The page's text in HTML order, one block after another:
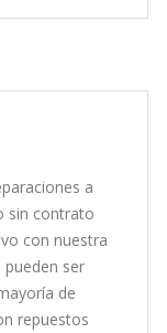
a
sin contrato
con nuestra
pueden ser
de
repuestos